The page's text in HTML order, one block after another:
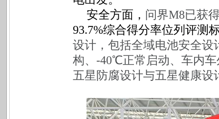
安全方面， 问界M8已获
93.7%综合得分率位列评测
设计，包括全域电池安全设
构、-40℃正常启动、车内
五星防腐设计与五星健康